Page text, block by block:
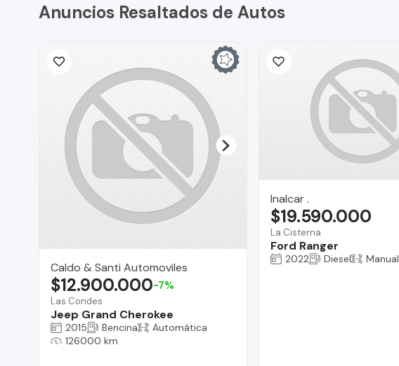
Anuncios Resaltados de Autos
Caldo & Santi Automoviles
Las Condes
Jeep Grand Cherokee
$12.900.000-7%
2015 Bencina
Automática
126000 km
Inalcar .
La Cisterna
Ford Ranger
$19.590.000
2022 Diesel Manual